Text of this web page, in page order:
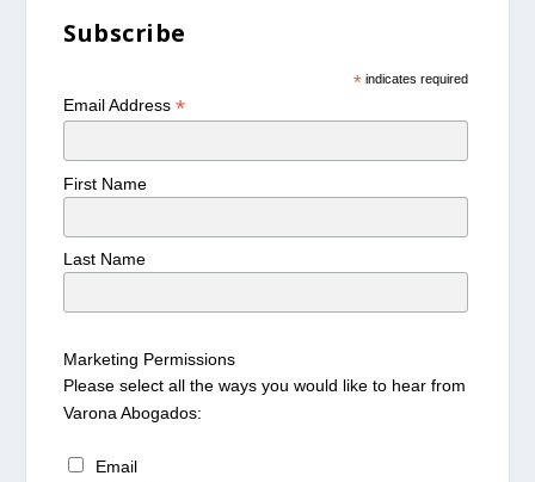
Subscribe
*indicates required
Email Address*
First Name
Last Name
Marketing Permissions
Please select all the ways you would like to hear from
Varona Abogados:
Email